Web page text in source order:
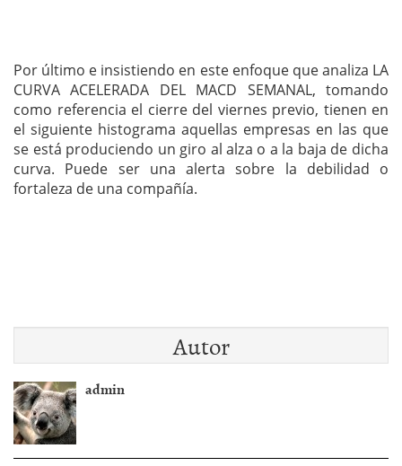
Por último e insistiendo en este enfoque que analiza LA
CURVA ACELERADA DEL MACD SEMANAL, tomando
como referencia el cierre del viernes previo, tienen en
el siguiente histograma aquellas empresas en las que
se está produciendo un giro al alza o a la baja de dicha
curva. Puede ser una alerta sobre la debilidad o
fortaleza de una compañía.
Autor
admin